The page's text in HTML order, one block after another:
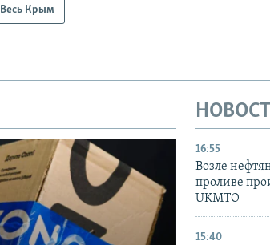
Весь Крым
16:55
Возле
проливе
UKMTO
15:40